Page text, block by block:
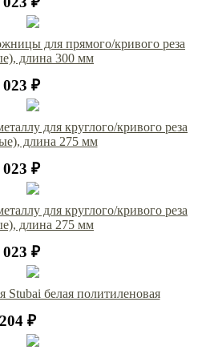
для прямого/кривого реза
длина 300 мм
023 ₽
для круглого/кривого реза
длина 275 мм
023 ₽
для круглого/кривого реза
длина 275 мм
023 ₽
Stubai белая политиленовая
₽